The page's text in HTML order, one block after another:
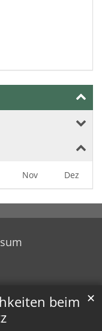
beim ✕
Nov Dez